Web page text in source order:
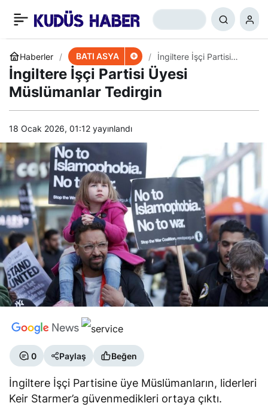
Haberler BATI ASYA
İngiltere İşçi Partisi
Üyesi Müslümanlar
Tedirgin
İngiltere İşçi Partisi Üyesi
Müslümanlar Tedirgin
18 Ocak 2026, 01:12 yayınlandı
0 Paylaş Beğen
İngiltere İşçi Partisine üye Müslümanların, liderleri
Keir Starmer’a güvenmedikleri ortaya çıktı.
İsrailli Generalden İtiraf + 0 Paylaş